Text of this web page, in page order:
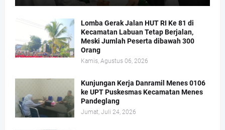
Lomba Gerak Jalan HUT RI Ke 81 di
Kecamatan Labuan Tetap Berjalan,
Meski Jumlah Peserta dibawah 300
Orang
Kamis, Agustus 06, 2026
Kunjungan Kerja Danramil Menes 0106
ke UPT Puskesmas Kecamatan Menes
Pandeglang
Jumat, Juli 24, 2026